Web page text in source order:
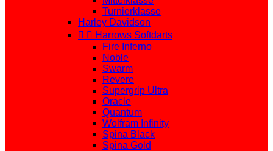
Turnierklasse
Harley Davidson
  Harrows Softdarts
Fire Inferno
Noble
Swarm
Revere
Supergrip Ultra
Oracle
Quantum
Wolfram Infinity
Spina Black
Spina Gold